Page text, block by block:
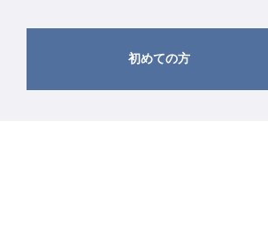
初めての方